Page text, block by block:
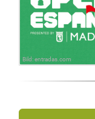
Bild: entradas.com